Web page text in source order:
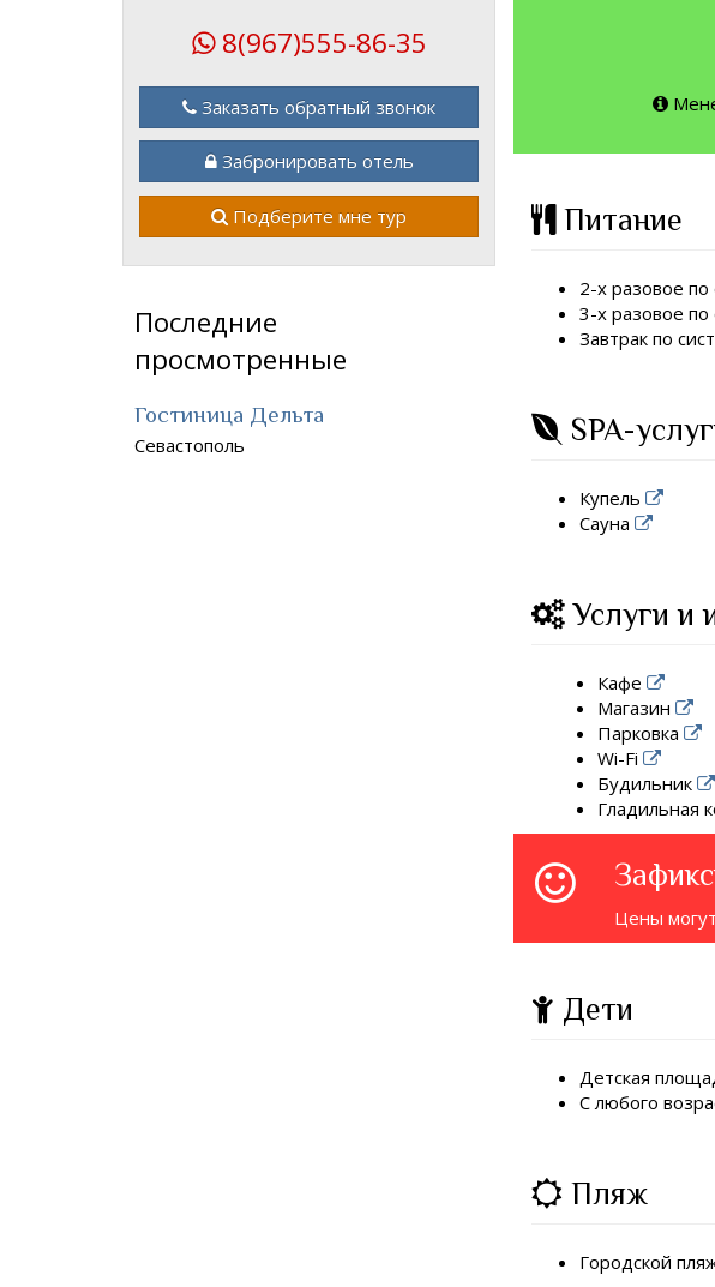
Питание
2-х разовое
3-х разовое
Завтрак по
SPA-
Купель
Сауна
Услуги и
Кафе
Магазин
Парковка
Wi-Fi
Будильник
Гладильная
Цены
Дети
Детская
С любого
Пляж
Городской
8(967)555-86-35
Заказать обратный звонок
Забронировать отель
Подберите мне тур
Последние
просмотренные
Гостиница Дельта
Севастополь